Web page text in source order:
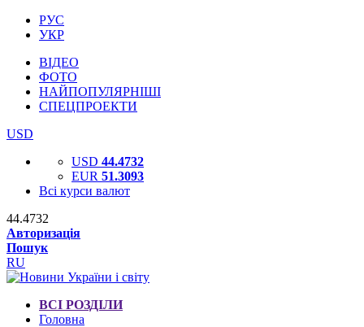
РУС
УКР
ВІДЕО
ФОТО
НАЙПОПУЛЯРНІШІ
СПЕЦПРОЕКТИ
USD
USD 44.4732
EUR 51.3093
Всі курси валют
44.4732
Авторизація
Пошук
RU
ВСІ РОЗДІЛИ
Головна